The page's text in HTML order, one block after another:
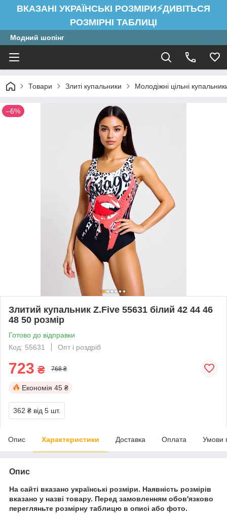
ВКАЗАНІ УКРАЇНСЬКІ РОЗМІРИ⚡ДИВІТЬСЯ
РОЗМІРНІ ТАБЛИЦІ
Модний шопінг
Товари Злиті купальники Молодіжні цільні
–6%
Злитий купальник Z.Five 55631 білий 42 44 46
48 50 розмір
Готово до відправки
Код: 55631
Опт і роздріб
723 ₴ 768 ₴
Економія 45 ₴
362 ₴ від 5 шт.
Опис Характеристики Доставка Оплата Умови
Опис
На сайті вказано українські розміри. Наявність розмірів
вказано у назві товару. Перед замовленням обов'язково
перегляньте розмірну таблицю в описі або фото.